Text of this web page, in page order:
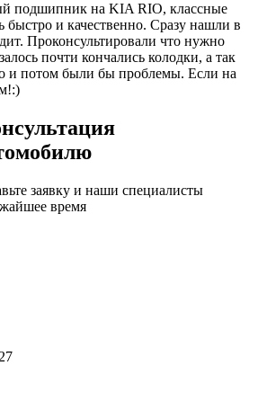
подшипник на KIA RIO, классные
быстро и качественно. Сразу нашли в
Проконсультировали что нужно
почти кончались колодки, а так
и потом были бы проблемы. Если на
заявку и наши специалисты
время